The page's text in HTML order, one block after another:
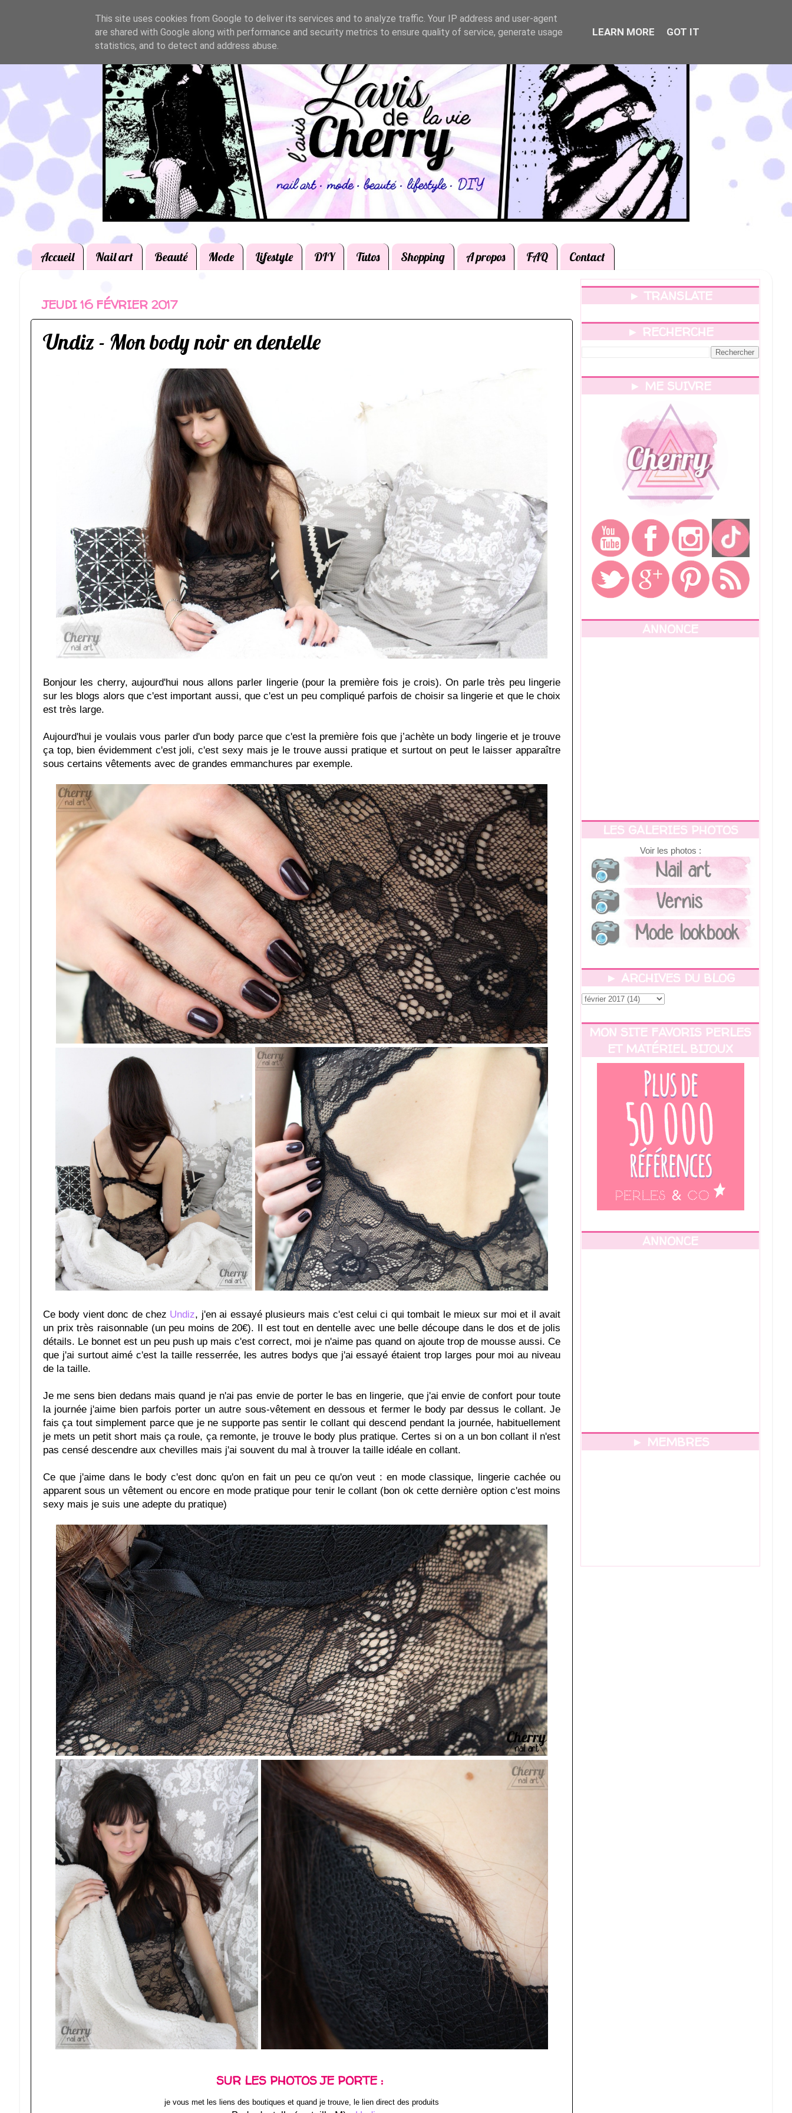
Accueil Nail art Beauté Mode Lifestyle DIY Tutos Shopping A propos FAQ Contact
JEUDI 16 FÉVRIER 2017
Undiz - Mon body noir en dentelle
Bonjour les cherry, aujourd'hui nous allons parler lingerie (pour la première fois je crois). On parle très peu lingerie
sur les blogs alors que c'est important aussi, que c'est un peu compliqué parfois de choisir sa lingerie et que le choix
est très large.
Aujourd'hui je voulais vous parler d'un body parce que c'est la première fois que j’achète un body lingerie et je trouve
ça top, bien évidemment c'est joli, c'est sexy mais je le trouve aussi pratique et surtout on peut le laisser apparaître
sous certains vêtements avec de grandes emmanchures par exemple.
Ce body vient donc de chez Undiz, j'en ai essayé plusieurs mais c'est celui ci qui tombait le mieux sur moi et il avait
un prix très raisonnable (un peu moins de 20€). Il est tout en dentelle avec une belle découpe dans le dos et de jolis
détails. Le bonnet est un peu push up mais c'est correct, moi je n'aime pas quand on ajoute trop de mousse aussi. Ce
que j'ai surtout aimé c'est la taille resserrée, les autres bodys que j'ai essayé étaient trop larges pour moi au niveau
de la taille.
Je me sens bien dedans mais quand je n'ai pas envie de porter le bas en lingerie, que j'ai envie de confort pour toute
la journée j'aime bien parfois porter un autre sous-vêtement en dessous et fermer le body par dessus le collant. Je
fais ça tout simplement parce que je ne supporte pas sentir le collant qui descend pendant la journée, habituellement
je mets un petit short mais ça roule, ça remonte, je trouve le body plus pratique. Certes si on a un bon collant il n'est
pas censé descendre aux chevilles mais j'ai souvent du mal à trouver la taille idéale en collant.
Ce que j'aime dans le body c'est donc qu'on en fait un peu ce qu'on veut : en mode classique, lingerie cachée ou
apparent sous un vêtement ou encore en mode pratique pour tenir le collant (bon ok cette dernière option c'est moins
sexy mais je suis une adepte du pratique)
SUR LES PHOTOS JE PORTE :
je vous met les liens des boutiques et quand je trouve, le lien direct des produits
► TRANSLATE
► RECHERCHE
► ME SUIVRE
ANNONCE
LES GALERIES PHOTOS
Voir les photos :
► ARCHIVES DU BLOG
MON SITE FAVORIS PERLES
ET MATÉRIEL BIJOUX
ANNONCE
► MEMBRES
This site uses cookies from Google to deliver its services and to analyze traffic. Your IP address and user-agent
are shared with Google along with performance and security metrics to ensure quality of service, generate usage
statistics, and to detect and address abuse.
LEARN MORE GOT IT